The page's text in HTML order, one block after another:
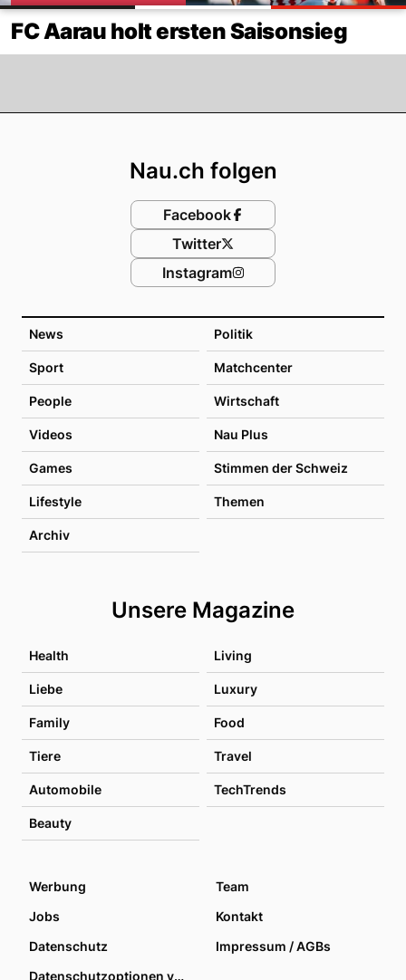
FC Aarau holt ersten Saisonsieg
News Politik
Sport Matchcenter
People Wirtschaft
Videos Nau Plus
Games Stimmen der Schweiz
Lifestyle Themen
Archiv
Unsere Magazine
Health Living
Liebe Luxury
Family Food
Tiere Travel
Automobile TechTrends
Beauty
Nau.ch folgen
Facebook
Twitter
Instagram
Werbung
Team
Jobs
Kontakt
Datenschutz
Impressum / AGBs
Datenschutzoptionen verwalten